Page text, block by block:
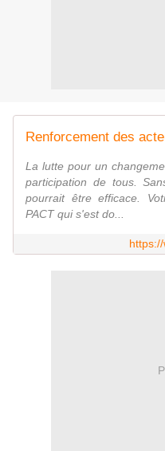
La lutte pour un
participation de tous.
pourrait être efficace.
PACT qui s'est do...